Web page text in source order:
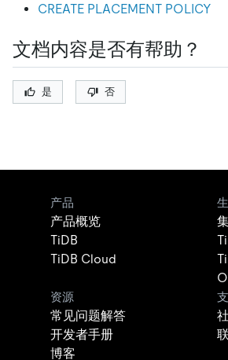
CREATE PLACEMENT POLICY
文档内容是否有帮助？
是 否
产品
产品概览
TiDB
TiDB Cloud
资源
常见问题解答
开发者手册
博客